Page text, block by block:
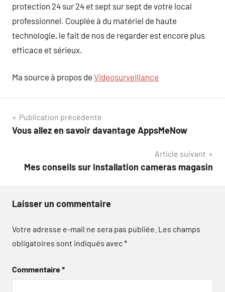
protection 24 sur 24 et sept sur sept de votre local
professionnel. Couplée à du matériel de haute
technologie, le fait de nos de regarder est encore plus
efficace et sérieux.
Ma source à propos de Videosurveillance
Navigation
de
Publication précédente
Vous allez en savoir davantage AppsMeNow
Article suivant
Mes conseils sur Installation cameras magasin
Laisser un commentaire
Votre adresse e-mail ne sera pas publiée. Les champs
obligatoires sont indiqués avec*
Commentaire*